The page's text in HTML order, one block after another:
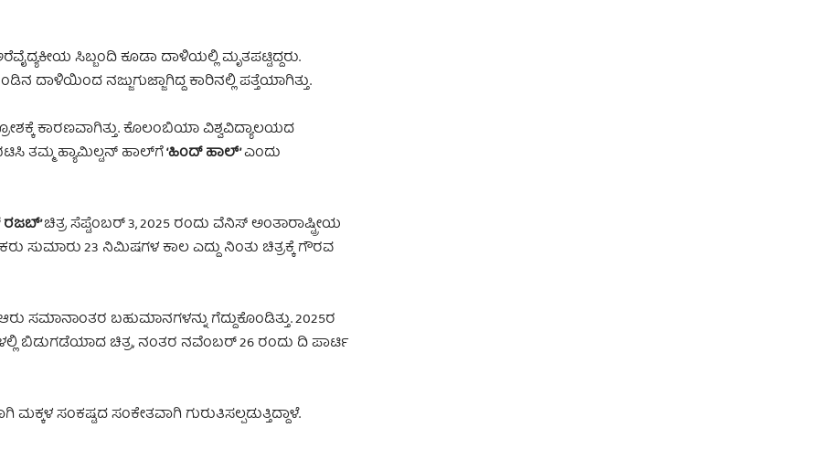
ಸಿಬ್ಬಂದಿ ಕೂಡಾ ದಾಳಿಯಲ್ಲಿ ಮೃತಪಟ್ಟಿದ್ದರು.
ನಜ್ಜುಗುಜ್ಜಾಗಿದ್ದ ಕಾರಿನಲ್ಲಿ ಪತ್ತೆಯಾಗಿತ್ತು.
ಕಾರಣವಾಗಿತ್ತು. ಕೊಲಂಬಿಯಾ ವಿಶ್ವವಿದ್ಯಾಲಯದ
ತಮ್ಮ ಹ್ಯಾಮಿಲ್ಟನ್ ಹಾಲ್‌ಗೆ‘ಹಿಂದ್ ಹಾಲ್’ಎಂದು
ಚಿತ್ರ ಸೆಪ್ಟೆಂಬರ್ 3, 2025 ರಂದು ವೆನಿಸ್ ಅಂತಾರಾಷ್ಟ್ರೀಯ
ಸುಮಾರು 23 ನಿಮಿಷಗಳ ಕಾಲ ಎದ್ದು ನಿಂತು ಚಿತ್ರಕ್ಕೆ ಗೌರವ
ಸಮಾನಾಂತರ ಬಹುಮಾನಗಳನ್ನು ಗೆದ್ದುಕೊಂಡಿತ್ತು. 2025ರ
ಬಿಡುಗಡೆಯಾದ ಚಿತ್ರ, ನಂತರ ನವೆಂಬರ್ 26 ರಂದು ದಿ ಪಾರ್ಟಿ
ಸಂಕಷ್ಟದ ಸಂಕೇತವಾಗಿ ಗುರುತಿಸಲ್ಪಡುತ್ತಿದ್ದಾಳೆ.